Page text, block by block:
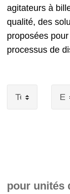
agitateurs à
qualité, des
proposées
processus de
pour unités